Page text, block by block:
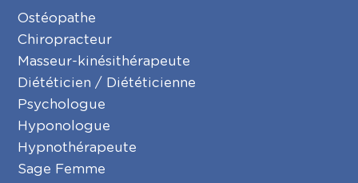
Ostéopathe
Chiropracteur
Masseur-kinésithérapeute
Diététicien / Diététicienne
Psychologue
Hyponologue
Hypnothérapeute
Sage Femme